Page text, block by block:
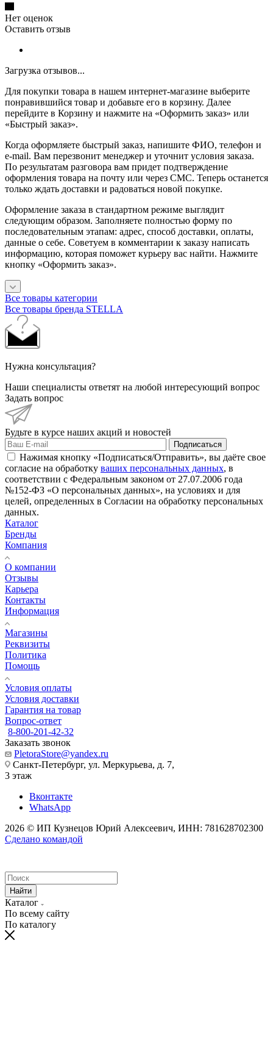
Нет оценок
Оставить отзыв
Загрузка отзывов...
Для покупки товара в нашем интернет-магазине выберите
понравившийся товар и добавьте его в корзину. Далее
перейдите в Корзину и нажмите на «Оформить заказ» или
«Быстрый заказ».
Когда оформляете быстрый заказ, напишите ФИО, телефон и
e-mail. Вам перезвонит менеджер и уточнит условия заказа.
По результатам разговора вам придет подтверждение
оформления товара на почту или через СМС. Теперь останется
только ждать доставки и радоваться новой покупке.
Оформление заказа в стандартном режиме выглядит
следующим образом. Заполняете полностью форму по
последовательным этапам: адрес, способ доставки, оплаты,
данные о себе. Советуем в комментарии к заказу написать
информацию, которая поможет курьеру вас найти. Нажмите
кнопку «Оформить заказ».
Все товары категории
Все товары бренда STELLA
Нужна консультация?
Наши специалисты ответят на любой интересующий вопрос
Задать вопрос
Будьте в курсе наших акций и новостей
Подписаться
Нажимая кнопку «Подписаться/Отправить», вы даёте свое
согласие на обработку ваших персональных данных, в
соответствии с Федеральным законом от 27.07.2006 года
№152-ФЗ «О персональных данных», на условиях и для
целей, определенных в Согласии на обработку персональных
данных.
Каталог
Бренды
Компания
О компании
Отзывы
Карьера
Контакты
Информация
Магазины
Реквизиты
Политика
Помощь
Условия оплаты
Условия доставки
Гарантия на товар
Вопрос-ответ
8-800-201-42-32
Заказать звонок
PletoraStore@yandex.ru
Санкт-Петербург, ул. Меркурьева, д. 7,
3 этаж
Вконтакте
WhatsApp
2026 © ИП Кузнецов Юрий Алексеевич, ИНН: 781628702300
Сделано командой
Найти
Каталог
По всему сайту
По каталогу